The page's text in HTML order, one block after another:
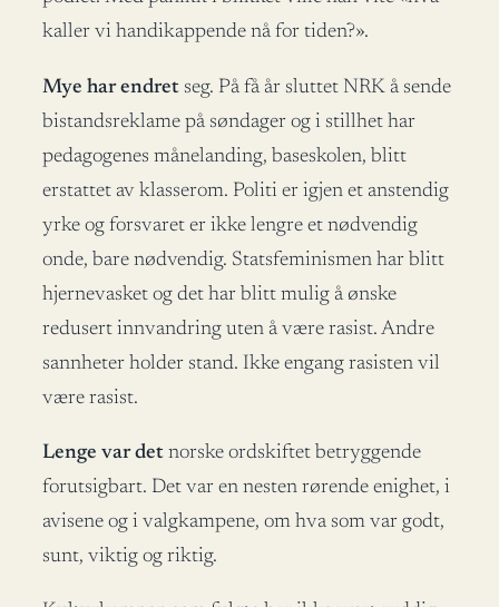
kaller vi handikappende nå for tiden?».
Mye har endret seg. På få år sluttet NRK å sende
bistandsreklame på søndager og i stillhet har
pedagogenes månelanding, baseskolen, blitt
erstattet av klasserom. Politi er igjen et anstendig
yrke og forsvaret er ikke lengre et nødvendig
onde, bare nødvendig. Statsfeminismen har blitt
hjernevasket og det har blitt mulig å ønske
redusert innvandring uten å være rasist. Andre
sannheter holder stand. Ikke engang rasisten vil
være rasist.
Lenge var det norske ordskiftet betryggende
forutsigbart. Det var en nesten rørende enighet, i
avisene og i valgkampene, om hva som var godt,
sunt, viktig og riktig.